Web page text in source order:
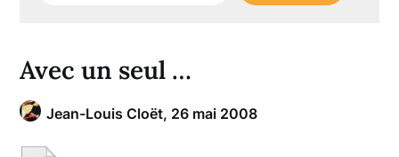
Avec un seul …
Jean-Louis Cloët, 26 mai 2008